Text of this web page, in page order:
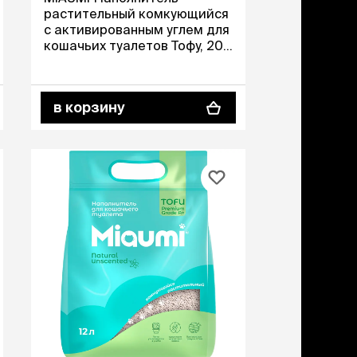
к месту
от запаха и
вольеры,
и ступени
растительный комкующийся
с активированным углем для
кошачьих туалетов Тофу, 20
в корзину